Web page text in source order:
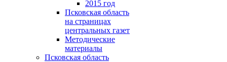
2015 год
Псковская область
на страницах
центральных газет
Методические
материалы
Псковская область